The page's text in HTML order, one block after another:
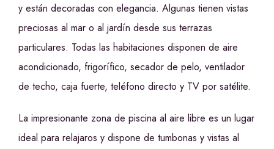
y están decoradas con elegancia. Algunas tienen vistas
preciosas al mar o al jardín desde sus terrazas
particulares. Todas las habitaciones disponen de aire
acondicionado, frigorífico, secador de pelo, ventilador
de techo, caja fuerte, teléfono directo y TV por satélite.
La impresionante zona de piscina al aire libre es un lugar
ideal para relajaros y dispone de tumbonas y vistas al